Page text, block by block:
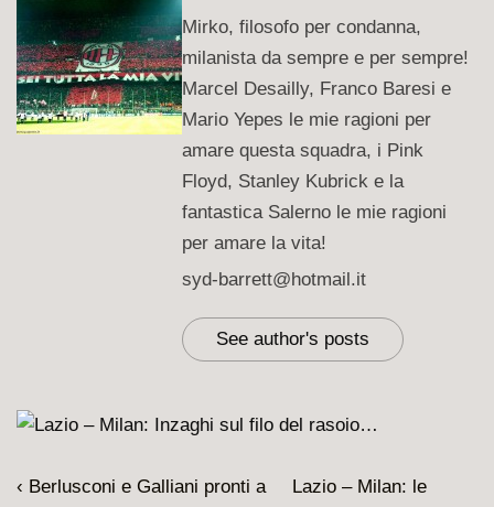
Mirko, filosofo per condanna,
milanista da sempre e per sempre!
Marcel Desailly, Franco Baresi e
Mario Yepes le mie ragioni per
amare questa squadra, i Pink
Floyd, Stanley Kubrick e la
fantastica Salerno le mie ragioni
per amare la vita!
syd-barrett@hotmail.it
See author's posts
Navigazione
L'articolo
‹ Berlusconi e Galliani pronti a
Il
Lazio – Milan: le